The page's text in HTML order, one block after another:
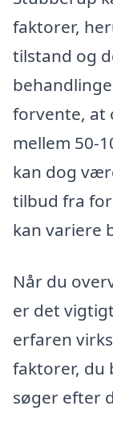
faktorer,
tilstand og
forvente, at
mellem 50-
kan dog
tilbud fra
kan variere
Når du
er det
erfaren
faktorer, du
søger efter